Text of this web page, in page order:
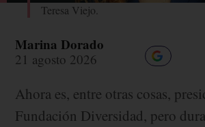
Teresa Viejo.
Marina Dorado
21 agosto 2026
Ahora es, entre otras cosas,
Fundación Diversidad, pero